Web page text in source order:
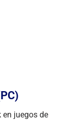
en juegos de